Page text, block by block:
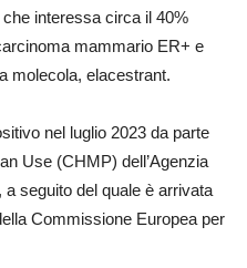
interessa circa il 40%
mammario ER+ e
molecola, elacestrant.
nel luglio 2023 da parte
Use (CHMP) dell’Agenzia
seguito del quale è arrivata
Commissione Europea per